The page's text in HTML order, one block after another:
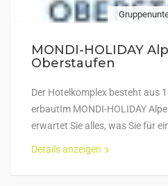
MONDI-HOLIDAY
Oberstaufen
Der Hotelkomplex besteht aus
erbautIm MONDI-HOLIDAY
erwartet Sie alles, was Sie für
Details anzeigen